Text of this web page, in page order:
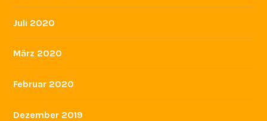
Juli 2020
März 2020
Februar 2020
Dezember 2019